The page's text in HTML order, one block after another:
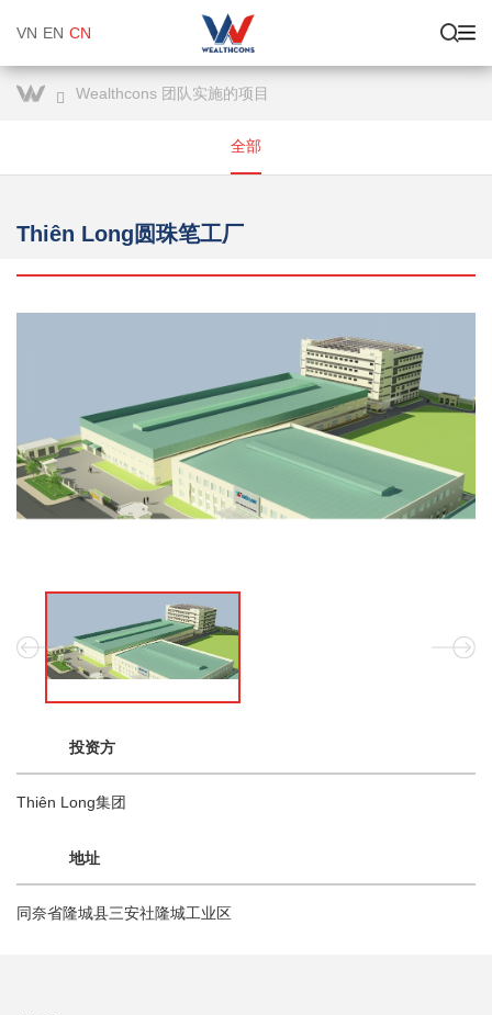
VN EN CN
Wealthcons 团队实施的项目
全部
Thiên Long圆珠笔工厂
投资方
Thiên Long集团
地址
同奈省隆城县三安社隆城工业区